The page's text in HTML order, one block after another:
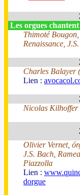
Les orgues
Thimoté
Renaissance,
Charles Balayer
Lien :
Nicolas Kilhoffer
Olivier Vernet,
J.S. Bach,
Piazzolla
Lien :
dorgue